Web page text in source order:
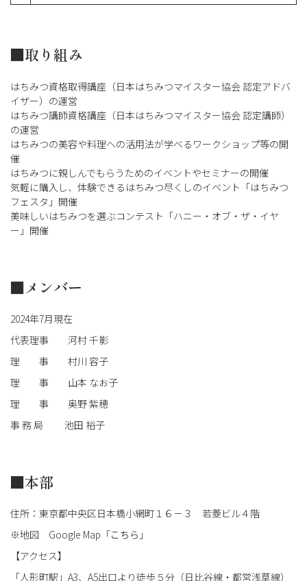
■取り組み
はちみつ資格取得講座（日本はちみつマイスター協会 認定アドバ
イザー）の運営
はちみつ講師資格講座（日本はちみつマイスター協会 認定講師）
の運営
はちみつの美容や料理への活用法が学べるワークショップ等の開
催
はちみつに親しんでもらうためのイベントやセミナーの開催
気軽に購入し、体験できるはちみつ尽くしのイベント「はちみつ
フェスタ」開催
美味しいはちみつを選ぶコンテスト「ハニー・オブ・ザ・イヤ
ー」開催
■メンバー
2024年7月現在
代表理事 河村 千影
理 事 村川 容子
理 事 山本 なお子
理 事 奥野 紫穂
事 務 局 池田 裕子
■本部
住所：東京都中央区日本橋小網町１６－３ 若菱ビル４階
※地図 Google Map「こちら 」
【アクセス】
「人形町駅」A3、A5出口より徒歩５分（日比谷線・都営浅草線）